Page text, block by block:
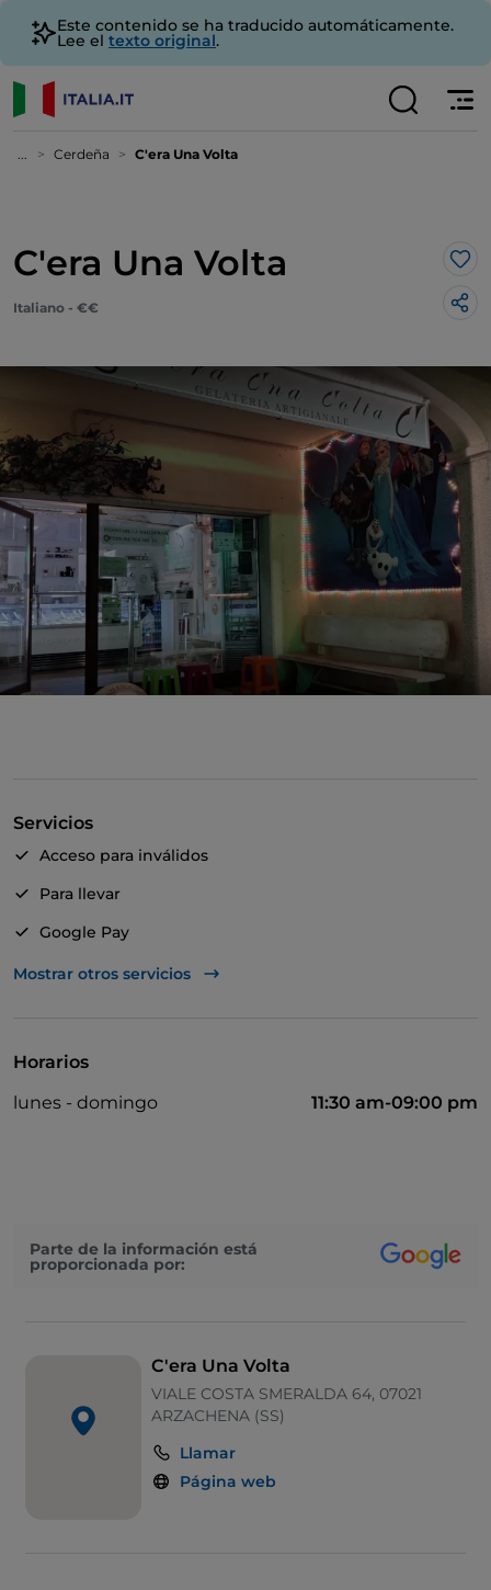
Este contenido se ha traducido automáticamente.
Lee el texto original.
... Cerdeña C'era Una Volta
C'era Una Volta Me
Italiano - €€
Servicios
Acceso para inválidos
Para llevar
Google Pay
Mastercard
Mostrar otros servicios
Horarios
lunes - domingo
11:30 am-09:00 pm
Parte de la información está
proporcionada por:
C'era Una Volta
VIALE COSTA SMERALDA 64, 07021
ARZACHENA (SS)
Llamar
Página web